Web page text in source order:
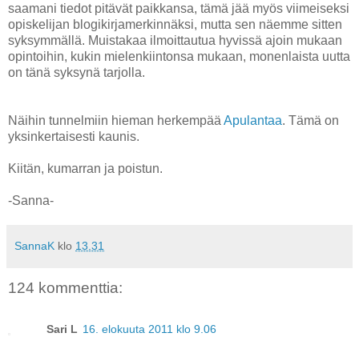
saamani tiedot pitävät paikkansa, tämä jää myös viimeiseksi
opiskelijan blogikirjamerkinnäksi, mutta sen näemme sitten
syksymmällä. Muistakaa ilmoittautua hyvissä ajoin mukaan
opintoihin, kukin mielenkiintonsa mukaan, monenlaista uutta
on tänä syksynä tarjolla.
Näihin tunnelmiin hieman herkempää Apulantaa. Tämä on
yksinkertaisesti kaunis.
Kiitän, kumarran ja poistun.
-Sanna-
SannaK klo 13.31
124 kommenttia:
Sari L 16. elokuuta 2011 klo 9.06